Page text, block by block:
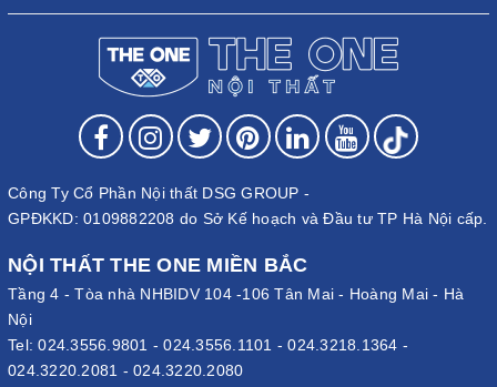
Công Ty Cổ Phần Nội thất DSG GROUP -
GPĐKKD: 0109882208 do Sở Kế hoạch và Đầu tư TP Hà Nội cấp.
NỘI THẤT THE ONE MIỀN BẮC
Tầng 4 - Tòa nhà NHBIDV 104 -106 Tân Mai - Hoàng Mai - Hà
Nội
Tel:024.3556.9801 -024.3556.1101 -024.3218.1364 -
024.3220.2081 - 024.3220.2080